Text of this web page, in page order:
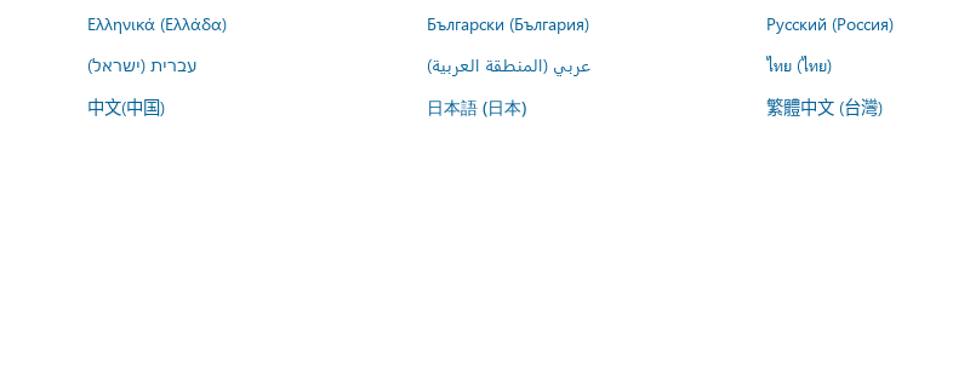
Ελληνικά (Ελλάδα)
Български (България) Русский (Россия)
עברית (ישראל)
عربي (المنطقة العربية) ไทย (ไทย)
中文(中国) 日本語 (日本) 繁體中文 (台灣)